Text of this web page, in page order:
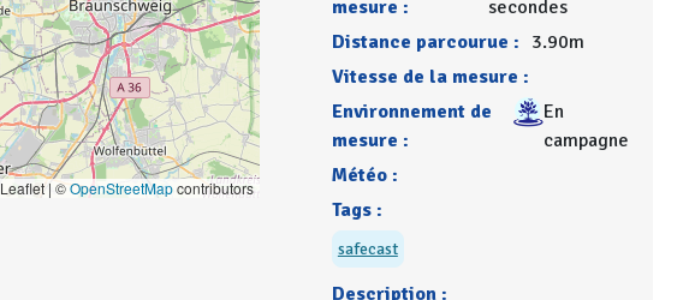
Leaflet | ©OpenStreetMapcontributors
mesure :
secondes
Distance parcourue : 3.90m
Vitesse de la mesure :
Environnement de
mesure :
En
campagne
Météo :
Tags :
safecast
Description :